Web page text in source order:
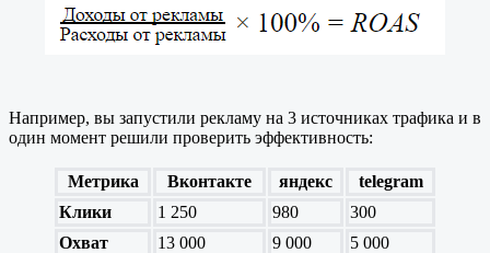
Например, вы запустили рекламу на 3 источниках трафика и в
один момент решили проверить эффективность:
Метрика Вконтакте яндекс
telegram
Клики
1 250 980
300
Охват
13 000 9 000
5 000